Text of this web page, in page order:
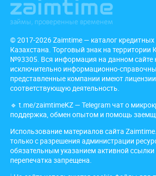
© 2017-2026 Zaimtime — каталог
Казахстана. Торговый знак на территории
№93305. Вся информация на данном сайте
исключительно информационно-
представленные компании имеют
соответствующую деятельность.
🔹 t.me/zaimtimeKZ — Telegram чат о
поддержка, обмен опытом и помощь
Использование материалов сайта
только с разрешения администрации
обязательным указанием активной ссылки
перепечатка запрещена.